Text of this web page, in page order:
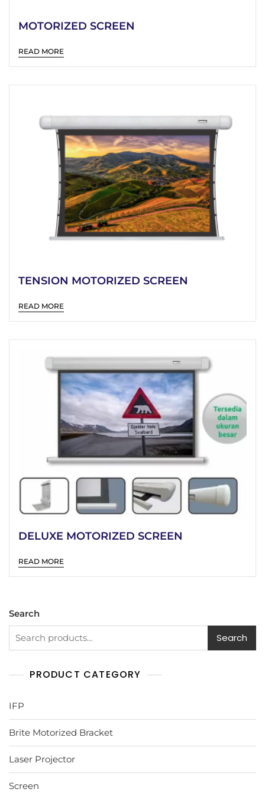
MOTORIZED SCREEN
READ MORE
TENSION MOTORIZED SCREEN
READ MORE
DELUXE MOTORIZED SCREEN
READ MORE
Search
Search
PRODUCT CATEGORY
IFP
Brite Motorized Bracket
Laser Projector
Screen